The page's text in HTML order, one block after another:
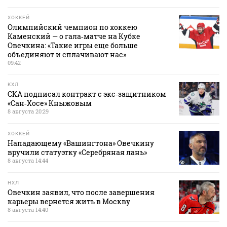
ХОККЕЙ
Олимпийский чемпион по хоккею
Каменский — о гала‑матче на Кубке
Овечкина: «Такие игры еще больше
объединяют и сплачивают нас»
09:42
КХЛ
СКА подписал контракт с экс‑защитником
«Сан‑Хосе» Кныжовым
8 августа 20:29
ХОККЕЙ
Нападающему «Вашингтона» Овечкину
вручили статуэтку «Серебряная лань»
8 августа 14:44
НХЛ
Овечкин заявил, что после завершения
карьеры вернется жить в Москву
8 августа 14:40